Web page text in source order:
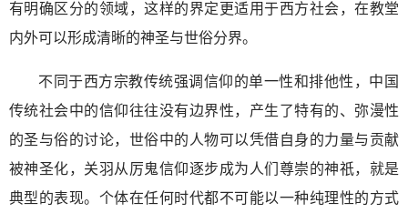
有明确区分的领域，这样的界定更适用于西方社会，在教堂
内外可以形成清晰的神圣与世俗分界。
不同于西方宗教传统强调信仰的单一性和排他性，中国
传统社会中的信仰往往没有边界性，产生了特有的、弥漫性
的圣与俗的讨论，世俗中的人物可以凭借自身的力量与贡献
被神圣化，关羽从厉鬼信仰逐步成为人们尊崇的神祇，就是
典型的表现。个体在任何时代都不可能以一种纯理性的方式